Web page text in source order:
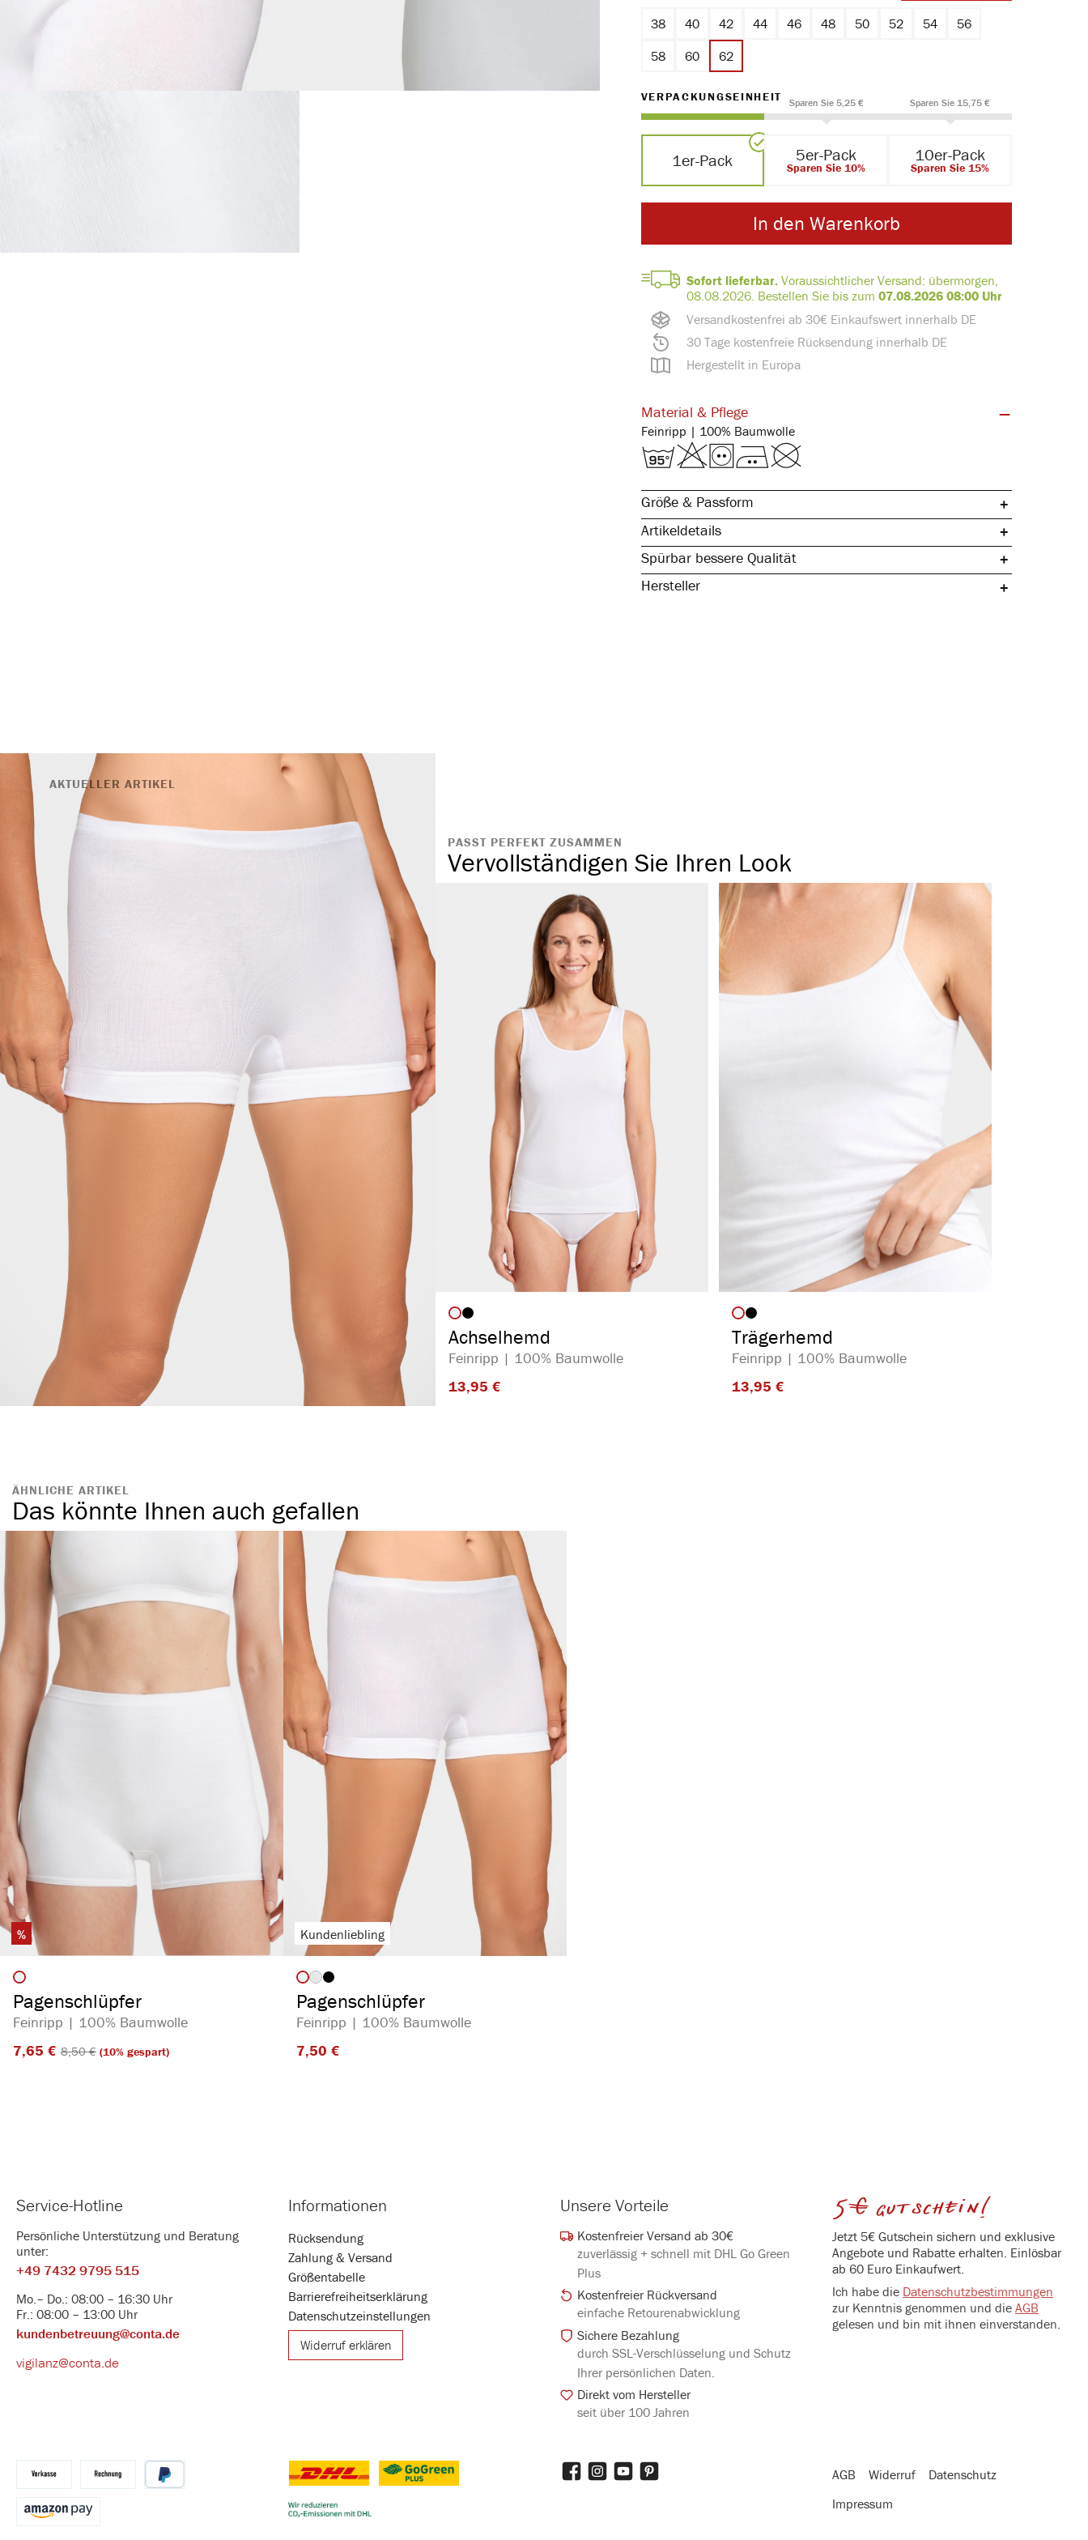
Versandkostenfrei ab 30€ Einkaufswert innerhalb DE
30 Tage kostenfreie Rücksendung innerhalb DE
Hergestellt in Europa
Sofort lieferbar.Voraussichtlicher Versand: übermorgen,
08.08.2026. Bestellen Sie bis zum 07.08.2026 08:00 Uhr
38 40 42 44 46 48 50 52 54
56
58
60 62
VERPACKUNGSEINHEIT Sparen Sie 5,25 € Sparen Sie 15,75 €
1er-Pack 5er-Pack
Sparen Sie 10%
10er-Pack
Sparen Sie 15%
In den Warenkorb
Material & Pflege
Feinripp | 100% Baumwolle
Größe & Passform
Artikeldetails
Spürbar bessere Qualität
Hersteller
AKTUELLER ARTIKEL
PASST PERFEKT ZUSAMMEN
Vervollständigen Sie Ihren Look
Artikelfarbe
Achselhemd
Feinripp | 100% Baumwolle
13,95 €​
Artikelfarbe
Trägerhemd
Feinripp | 100% Baumwolle
13,95 €​
ÄHNLICHE ARTIKEL
Das könnte Ihnen auch gefallen
%
Artikelfarbe
Pagenschlüpfer
Feinripp | 100% Baumwolle
7,65 €​ 8,50 €​ (10% gespart)
Kundenliebling
Artikelfarbe
(Diese Option ist zurzeit nicht verfügbar.)
Pagenschlüpfer
Feinripp | 100% Baumwolle
7,50 €​
Service-Hotline
Persönliche Unterstützung und Beratung
unter:
+49 7432 9795 515
Mo.– Do.: 08:00 – 16:30 Uhr
Fr.: 08:00 – 13:00 Uhr
kundenbetreuung@conta.de
vigilanz@conta.de
Informationen
Rücksendung
Zahlung & Versand
Größentabelle
Barrierefreiheitserklärung
Datenschutzeinstellungen
Widerruf erklären
Unsere Vorteile
Kostenfreier Versand ab 30€
zuverlässig + schnell mit DHL Go Green
Plus
Kostenfreier Rückversand
einfache Retourenabwicklung
Sichere Bezahlung
durch SSL-Verschlüsselung und Schutz
Ihrer persönlichen Daten.
Direkt vom Hersteller
seit über 100 Jahren
5€ gutschein!
Jetzt 5€ Gutschein sichern und exklusive
Angebote und Rabatte erhalten. Einlösbar
ab 60 Euro Einkaufwert.
Ich habe die Datenschutzbestimmungen
zur Kenntnis genommen und die AGB
gelesen und bin mit ihnen einverstanden.
FacebookInstagramYouTubePinterest AGB Widerruf
Datenschutz
Impressum